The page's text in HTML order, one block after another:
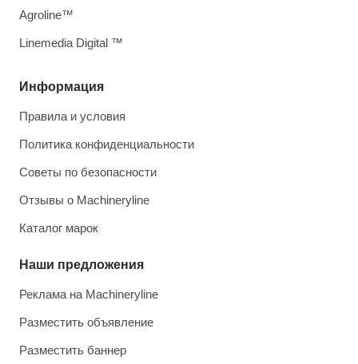
Информация
Правила и условия
Политика конфиденциальности
Советы по безопасности
Отзывы о Machineryline
Каталог марок
Наши предложения
Реклама на Machineryline
Разместить объявление
Разместить баннер
Agroline™
Linemedia Digital ™